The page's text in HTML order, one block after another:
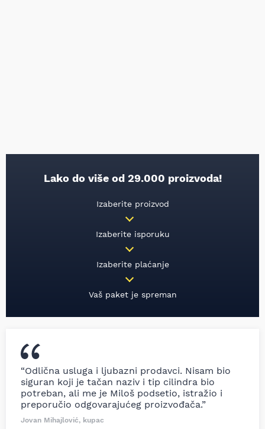
Lako do više od 29.000 proizvoda!
Izaberite proizvod
Izaberite isporuku
Izaberite plaćanje
Vaš paket je spreman
“Odlična usluga i ljubazni prodavci. Nisam bio
siguran koji je tačan naziv i tip cilindra bio
potreban, ali me je Miloš podsetio, istražio i
preporučio odgovarajućeg proizvođača.”
Jovan Mihajlović, kupac